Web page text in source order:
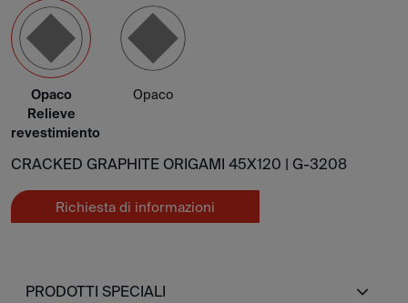
Opaco
Relieve
revestimiento
Opaco
CRACKED GRAPHITE ORIGAMI 45X120 | G-3208
Richiesta di informazioni
PRODOTTI SPECIALI